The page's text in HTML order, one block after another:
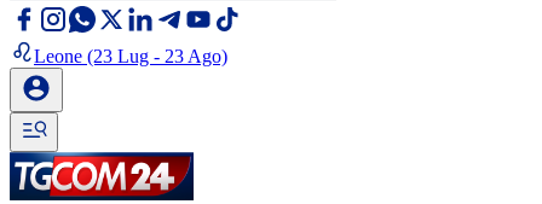
Leone (23 Lug - 23 Ago)